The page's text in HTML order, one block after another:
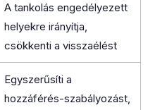
A tankolás engedélyezett
helyekre irányítja,
csökkenti a visszaélést
Egyszerűsíti a
hozzáférés-szabályozást,